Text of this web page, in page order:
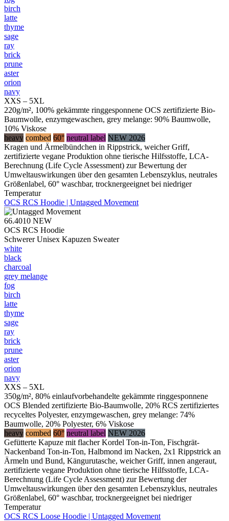
birch
latte
thyme
sage
ray
brick
prune
aster
orion
navy
XXS – 5XL
220g/m², 100% gekämmte ringgesponnene OCS zertifizierte Bio-
Baumwolle, enzymgewaschen, grey melange: 90% Baumwolle,
10% Viskose
heavy combed 60° neutral label NEW 2026
Kragen und Ärmelbündchen in Rippstrick, weicher Griff,
zertifizierte vegane Produktion ohne tierische Hilfsstoffe, LCA-
Berechnung (Life Cycle Assessment) zur Bewertung der
Umweltauswirkungen über den gesamten Lebenszyklus, neutrales
Größenlabel, 60° waschbar, trocknergeeignet bei niedriger
Temperatur
OCS RCS Hoodie | Untagged Movement
66.4010 NEW
OCS RCS Hoodie
Schwerer Unisex Kapuzen Sweater
white
black
charcoal
grey melange
fog
birch
latte
thyme
sage
ray
brick
prune
aster
orion
navy
XXS – 5XL
350g/m², 80% einlaufvorbehandelte gekämmte ringgesponnene
OCS Blended zertifizierte Bio-Baumwolle, 20% RCS zertifiziertes
recyceltes Polyester, enzymgewaschen, grey melange: 74%
Baumwolle, 20% Polyester, 6% Viskose
heavy combed 60° neutral label NEW 2026
Gefütterte Kapuze mit flacher Kordel Ton-in-Ton, Fischgrät-
Nackenband Ton-in-Ton, Halbmond im Nacken, 2x1 Rippstrick an
Ärmeln und Bund, Kängurutasche, weicher Griff, innen angeraut,
zertifizierte vegane Produktion ohne tierische Hilfsstoffe, LCA-
Berechnung (Life Cycle Assessment) zur Bewertung der
Umweltauswirkungen über den gesamten Lebenszyklus, neutrales
Größenlabel, 60° waschbar, trocknergeeignet bei niedriger
Temperatur
OCS RCS Loose Hoodie | Untagged Movement